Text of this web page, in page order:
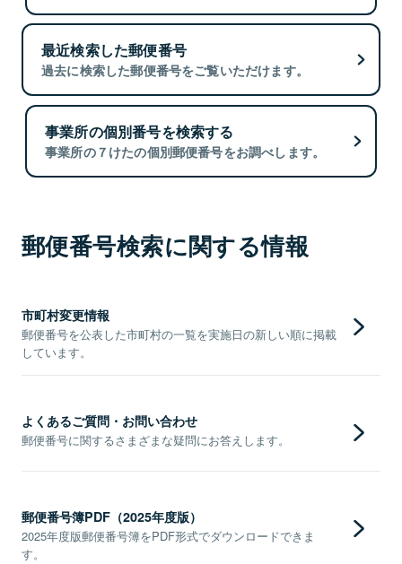
最近検索した郵便番号
過去に検索した郵便番号をご覧いただけます。
事業所の個別番号を検索する
事業所の７けたの個別郵便番号をお調べします。
郵便番号検索に関する情報
市町村変更情報
郵便番号を公表した市町村の一覧を実施日の新しい順に掲載
しています。
よくあるご質問・お問い合わせ
郵便番号に関するさまざまな疑問にお答えします。
郵便番号簿PDF（2025年度版）
2025年度版郵便番号簿をPDF形式でダウンロードできま
す。